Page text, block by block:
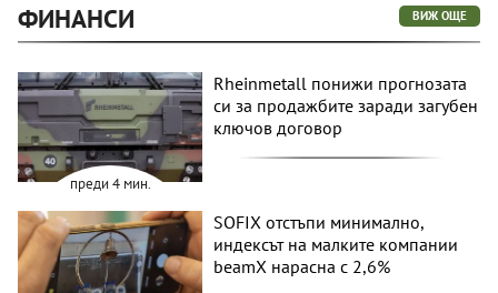
ФИНАНСИ ВИЖ ОЩЕ
преди 4 мин.
Rheinmetall понижи прогнозата
си за продажбите заради загубен
ключов договор
SOFIX отстъпи минимално,
индексът на малките компании
beamX нарасна с 2,6%